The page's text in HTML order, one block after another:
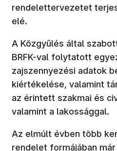
rendelettervezetet
elé.
A Közgyűlés által
BRFK-val folytatott
zajszennyezési adatok
kiértékelése, valamint
az érintett szakmai és
valamint a lakossággal.
Az elmúlt évben több
rendelet formájában